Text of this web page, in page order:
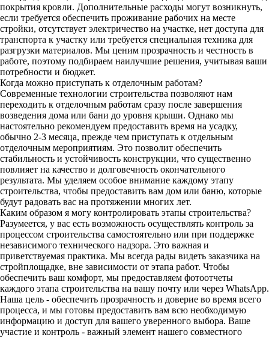
покрытия кровли. Дополнительные расходы могут возникнуть,
если требуется обеспечить проживание рабочих на месте
стройки, отсутствует электричество на участке, нет доступа для
транспорта к участку или требуется специальная техника для
разгрузки материалов. Мы ценим прозрачность и честность в
работе, поэтому подбираем наилучшие решения, учитывая ваши
потребности и бюджет.
Когда можно приступать к отделочным работам?
Современные технологии строительства позволяют нам
переходить к отделочным работам сразу после завершения
возведения дома или бани до уровня крыши. Однако мы
настоятельно рекомендуем предоставить время на усадку,
обычно 2-3 месяца, прежде чем приступать к отдельным
отделочным мероприятиям. Это позволит обеспечить
стабильность и устойчивость конструкции, что существенно
повлияет на качество и долговечность окончательного
результата. Мы уделяем особое внимание каждому этапу
строительства, чтобы предоставить вам дом или баню, которые
будут радовать вас на протяжении многих лет.
Каким образом я могу контролировать этапы строительства?
Разумеется, у вас есть возможность осуществлять контроль за
процессом строительства самостоятельно или при поддержке
независимого технического надзора. Это важная и
приветствуемая практика. Мы всегда рады видеть заказчика на
стройплощадке, вне зависимости от этапа работ. Чтобы
обеспечить ваш комфорт, мы предоставляем фотоотчеты
каждого этапа строительства на вашу почту или через WhatsApp.
Наша цель - обеспечить прозрачность и доверие во время всего
процесса, и мы готовы предоставить вам всю необходимую
информацию и доступ для вашего уверенного выбора. Ваше
участие и контроль - важный элемент нашего совместного